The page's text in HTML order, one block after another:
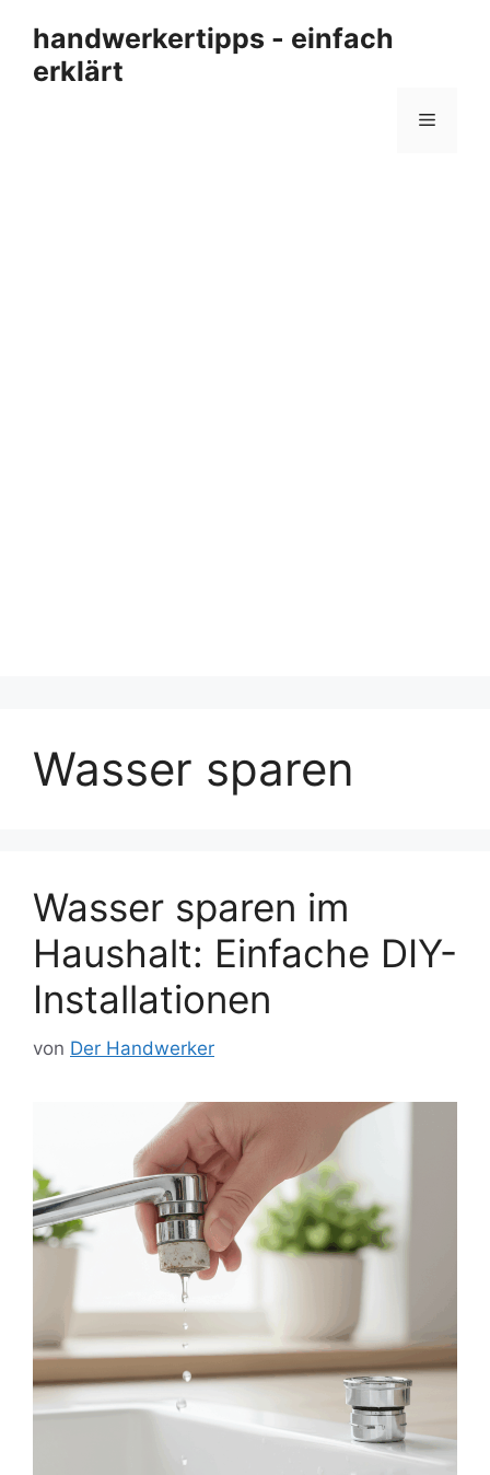
Inhalt
springen
handwerkertipps - einfach
erklärt
Menü
Wasser sparen
Wasser sparen im
Haushalt: Einfache DIY-
Installationen
von Der Handwerker